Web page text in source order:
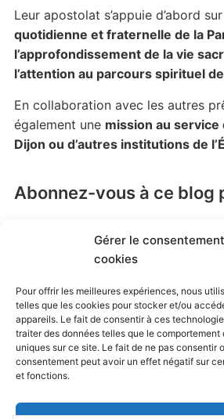
Gérer le
cookies
Pour offrir les meilleures expériences, nous
telles que les cookies pour stocker et/ou
appareils. Le fait de consentir à ces
traiter des données telles que le comportement
uniques sur ce site. Le fait de ne pas consentir
consentement peut avoir un effet négatif sur
et fonctions.
Leur apostolat s’appuie d’abord
quotidienne et fraternelle de la
l’approfondissement de la vie
l’attention au parcours spirituel
En collaboration avec les autres
également une mission au service
Dijon ou d’autres institutions de
Abonnez-vous à ce blog
ce blog et recevoir une
article par email.
Adresse
e-
mail
Abonnez-vous